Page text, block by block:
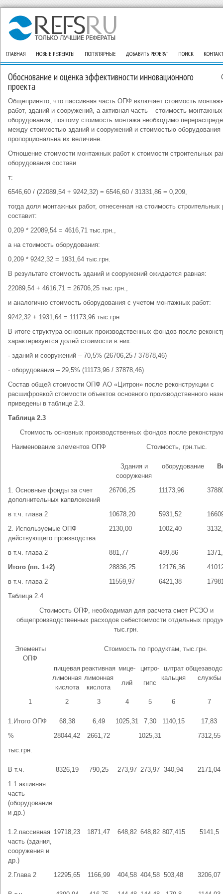
ГЛАВНАЯ НОВЫЕ РЕФЕРАТЫ ПОПУЛЯРНЫЕ ДОБАВИТЬ РЕФЕРАТ ПОИСК
Обоснование и оценка эффективности инновационного
проекта
Общепринято, что пассивная часть ОПФ включает стоимость
работ, зданий и сооружений, а активная часть – стоимость
оборудования, поэтому стоимость монтажа необходимо
между стоимостью зданий и сооружений и стоимостью оборудования
пропорциональна их величине.
Отношение стоимости монтажных работ к стоимости строительных
оборудования состави
т:
6546,60 / (22089,54 + 9242,32) = 6546,60 / 31331,86 = 0,209,
тогда доля монтажных работ, отнесенная на стоимость строительных
составит:
0,209 * 22089,54 = 4616,71 тыс.грн.,
а на стоимость оборудования:
0,209 * 9242,32 = 1931,64 тыс.грн.
В результате стоимость зданий и сооружений ожидается равная:
22089,54 + 4616,71 = 26706,25 тыс.грн.,
и аналогично стоимость оборудования с учетом монтажных работ:
9242,32 + 1931,64 = 11173,96 тыс.грн
В итоге структура основных производственных фондов после
характеризуется долей стоимости в них:
· зданий и сооружений – 70,5% (26706,25 / 37878,46)
· оборудования – 29,5% (11173,96 / 37878,46)
Состав общей стоимости ОПФ АО «Цитрон» после реконструкции с
расшифровкой стоимости объектов основного производственного
приведены в таблице 2.3.
Таблица 2.3
Стоимость основных производственных фондов после
Наименование элементов ОПФ
Стоимость, грн.тыс.
Здания и
сооружения
оборудование
1. Основные фонды за счет
дополнительных капвложений
26706,25 11173,96
в т.ч. глава 2 10678,20 5931,52
2. Используемые ОПФ
действующего производства
2130,00 1002,40
в т.ч. глава 2 881,77 489,86
Итого (пп. 1+2)
28836,25 12176,36
в т.ч. глава 2
11559,97 6421,38
Таблица 2.4
Стоимость ОПФ, необходимая для расчета смет РСЭО и
общепроизводственных расходов себестоимости отдельных
тыс.грн.
Элементы
ОПФ
Стоимость по продуктам, тыс.грн.
пищевая
лимонная
кислота
реактивная
лимонная
кислота
мице-
лий
цитро-
гипс
цитрат
кальция
службы
1 2 3 4 5 6 7
1.Итого ОПФ
%
тыс.грн.
68,38
28044,42
6,49
2661,72
1025,31
7,30
1025,31
1140,15
17,83
7312,55
В т.ч.
1.1.активная
часть
(оборудование
и др.)
8326,19 790,25 273,97 273,97 340,94 2171,04
1.2.пассивная
часть (здания,
сооружения и
др.)
19718,23 1871,47 648,82 648,82 807,415 5141,5
2.Глава 2 12295,65 1166,99 404,58 404,58 503,48 3206,07